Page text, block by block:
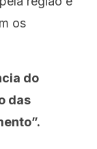
os
do
das